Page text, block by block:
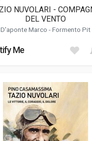
NUVOLARI -
DEL VENTO
D'aponte Marco - Formento Pit
Me